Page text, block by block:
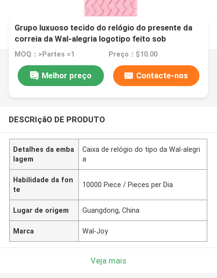
Grupo luxuoso tecido do relógio do presente da
correia da Wal-alegria logotipo feito sob
encomenda para o relógio de pulso da criança da
faixa DIY da mudança dos relógios dos
desenhistas das mulheres da menina
MOQ：>Partes =1 Preço：$10.00
Melhor preço Contacte-nos
DESCRIçãO DE PRODUTO
Detalhes da emba
lagem
Caixa de relógio do tipo da Wal-alegri
a
Habilidade da fon
te
10000 Piece / Pieces per Dia
Lugar de origem Guangdong, China
Marca Wal-Joy
Veja mais